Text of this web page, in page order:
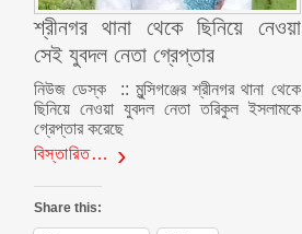
শ্রীনগর থানা থেকে ছিনিয়ে নেওয়া
সেই যুবদল নেতা গ্রেপ্তার
নিউজ ডেস্ক :: মুন্সিগঞ্জের শ্রীনগর থানা থেকে
ছিনিয়ে নেওয়া যুবদল নেতা তরিকুল ইসলামকে
গ্রেপ্তার করেছে
বিস্তারিত…
Share this: